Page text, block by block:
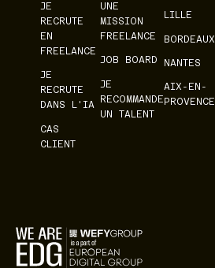
JE
RECRUTE
EN
FREELANCE
JE
RECRUTE
DANS L'IA
CAS
CLIENT
UNE
MISSION
FREELANCE
JOB BOARD
JE
RECOMMANDE
UN TALENT
LILLE
BORDEAUX
NANTES
AIX-EN-
PROVENCE